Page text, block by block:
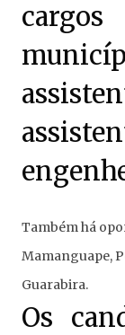
Também há
Mamanguape,
Guarabira.
Os